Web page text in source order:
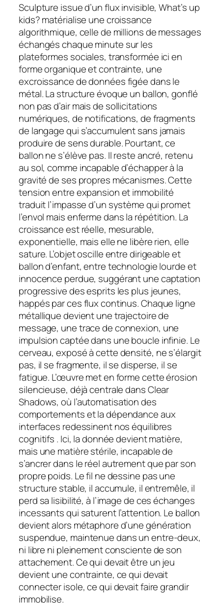
Sculpture issue d’un flux invisible,What’s up
kids?matérialise une croissance
algorithmique, celle de millions de messages
échangés chaque minute sur les
plateformes sociales, transformée ici en
forme organique et contrainte, une
excroissance de données figée dans le
métal. La structure évoque un ballon, gonflé
non pas d’air mais de sollicitations
numériques, de notifications, de fragments
de langage qui s’accumulent sans jamais
produire de sens durable. Pourtant, ce
ballon ne s’élève pas. Il reste ancré, retenu
au sol, comme incapable d’échapper à la
gravité de ses propres mécanismes. Cette
tension entre expansion et immobilité
traduit l’impasse d’un système qui promet
l’envol mais enferme dans la répétition. La
croissance est réelle, mesurable,
exponentielle, mais elle ne libère rien, elle
sature. L’objet oscille entre dirigeable et
ballon d’enfant, entre technologie lourde et
innocence perdue, suggérant une captation
progressive des esprits les plus jeunes,
happés par ces flux continus. Chaque ligne
métallique devient une trajectoire de
message, une trace de connexion, une
impulsion captée dans une boucle infinie. Le
cerveau, exposé à cette densité, ne s’élargit
pas, il se fragmente, il se disperse, il se
fatigue. L’œuvre met en forme cette érosion
silencieuse, déjà centrale dans Clear
Shadows, où l’automatisation des
comportements et la dépendance aux
interfaces redessinent nos équilibres
cognitifs . Ici, la donnée devient matière,
mais une matière stérile, incapable de
s’ancrer dans le réel autrement que par son
propre poids. Le fil ne dessine pas une
structure stable, il accumule, il entremêle, il
perd sa lisibilité, à l’image de ces échanges
incessants qui saturent l’attention. Le ballon
devient alors métaphore d’une génération
suspendue, maintenue dans un entre-deux,
ni libre ni pleinement consciente de son
attachement. Ce qui devait être un jeu
devient une contrainte, ce qui devait
connecter isole, ce qui devait faire grandir
immobilise.